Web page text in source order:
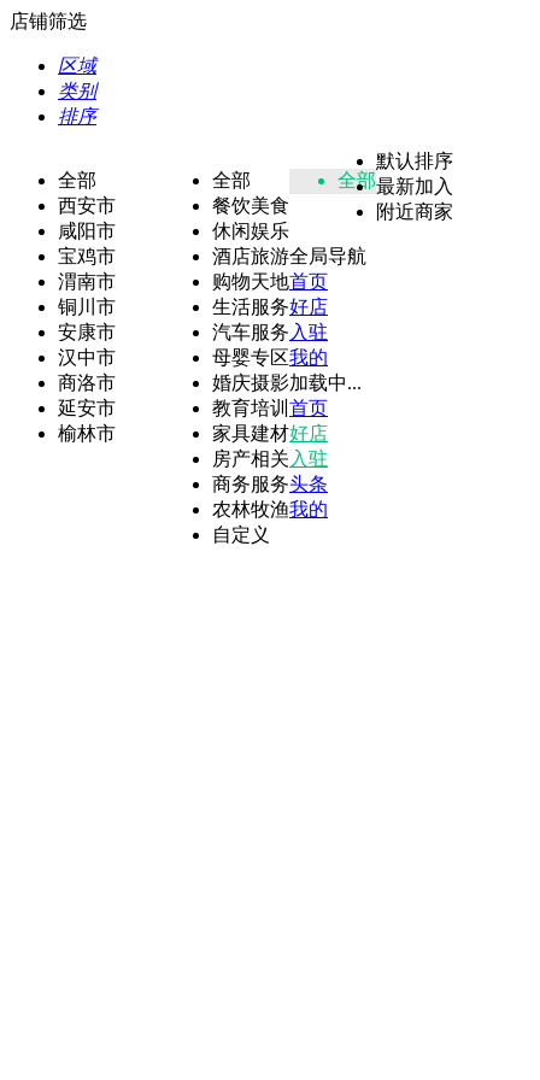
店铺筛选
区域
类别
排序
全部
西安市
咸阳市
宝鸡市
渭南市
铜川市
安康市
汉中市
商洛市
延安市
榆林市
全部
餐饮美食
休闲娱乐
酒店旅游
购物天地
生活服务
汽车服务
母婴专区
婚庆摄影
教育培训
家具建材
房产相关
商务服务
农林牧渔
自定义
全部
默认排序
最新加入
附近商家
全局导航
首页
好店
入驻
我的
加载中...
首页
好店
入驻
头条
我的